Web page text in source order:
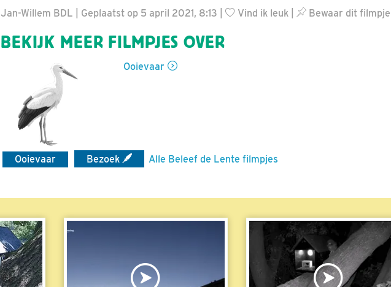
Jan-Willem BDL | Geplaatst op 5 april 2021, 8:13 | Vind ik leuk Bewaar dit filmpje
BEKIJK MEER FILMPJES OVER
Ooievaar
Ooievaar Bezoek Alle Beleef de Lente filmpjes